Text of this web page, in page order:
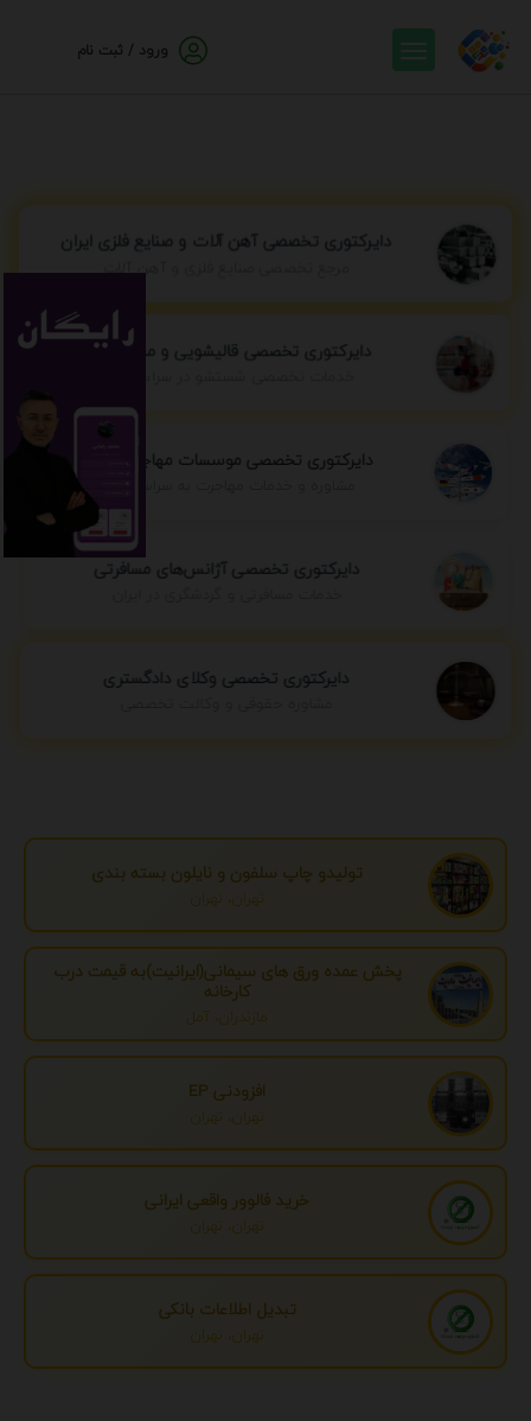
ورود / ثبت نام
دایرکتوری تخصصی آهن آلات و صنایع فلزی ایران
مرجع تخصصی صنایع فلزی و آهن آلات
دایرکتوری تخصصی قالیشویی و مبل شویی
دایرکتوری تخصصی موسسات مهاجرتی ایران
مشاوره و خدمات مهاجرت به سراسر جهان
دایرکتوری تخصصی آژانس‌های مسافرتی
دایرکتوری تخصصی وکلای دادگستری
تولیدو چاپ سلفون و نایلون بسته بندی
تهران، تهران
پخش عمده ورق های سیمانی(ایرانیت)به قیمت درب
کارخانه
مازندران، آمل
افزودنی EP
تهران، تهران
خرید فالوور واقعی ایرانی
تهران، تهران
تبدیل اطلاعات بانکی
تهران، تهران